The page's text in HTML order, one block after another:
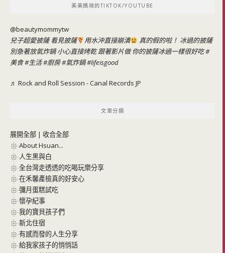
美美媽咪的TIKTOK/YOUTUBE
@beautymommytw
兒子超愛披薩 看見披薩
用水沖直接崩潰
真的假的啦！ 冰過的披薩
別急著放氣炸鍋 小心直接烤乾 跟著影片做 你的披薩冰過一樣很好吃#
美食#生活#廚房#氣炸鍋#lifeisgood
♬ Rock and Roll Session - Canal Records JP
文章分類
展開全部 | 收合全部
About Hsuan...
人生黑與白
全台灣走透透的吃喝玩樂分享
在禾馨產檢真的好安心
彌月蛋糕試吃
懷孕紀事
我的寶貝孩子們
新北住宿
有感而發的人生分享
給我家孩子的悄悄話